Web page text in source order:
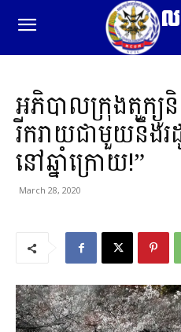
អភិបាលក្រុងតូក្
រីករាយជាមួយនឹងរដូ
នៅឆ្នាំក្រោយ!”
March 28, 2020